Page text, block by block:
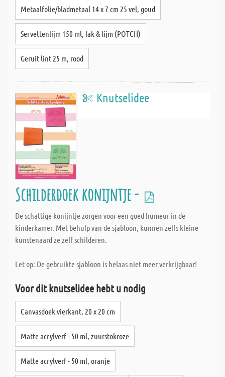
Metaalfolie/bladmetaal 14 x 7 cm 25 vel, goud
Servettenlijm 150 ml, lak & lijm (POTCH)
Geruit lint 25 m, rood
Knutselidee
Schilderdoek konijntje -
De schattige konijntje zorgen voor een goed humeur in de
kinderkamer. Met behulp van de sjabloon, kunnen zelfs kleine
kunstenaard ze zelf schilderen.
Let op: De gebruikte sjabloon is helaas niet meer verkrijgbaar!
Voor dit knutselidee hebt u nodig
Canvasdoek vierkant, 20 x 20 cm
Matte acrylverf - 50 ml, zuurstokroze
Matte acrylverf - 50 ml, oranje